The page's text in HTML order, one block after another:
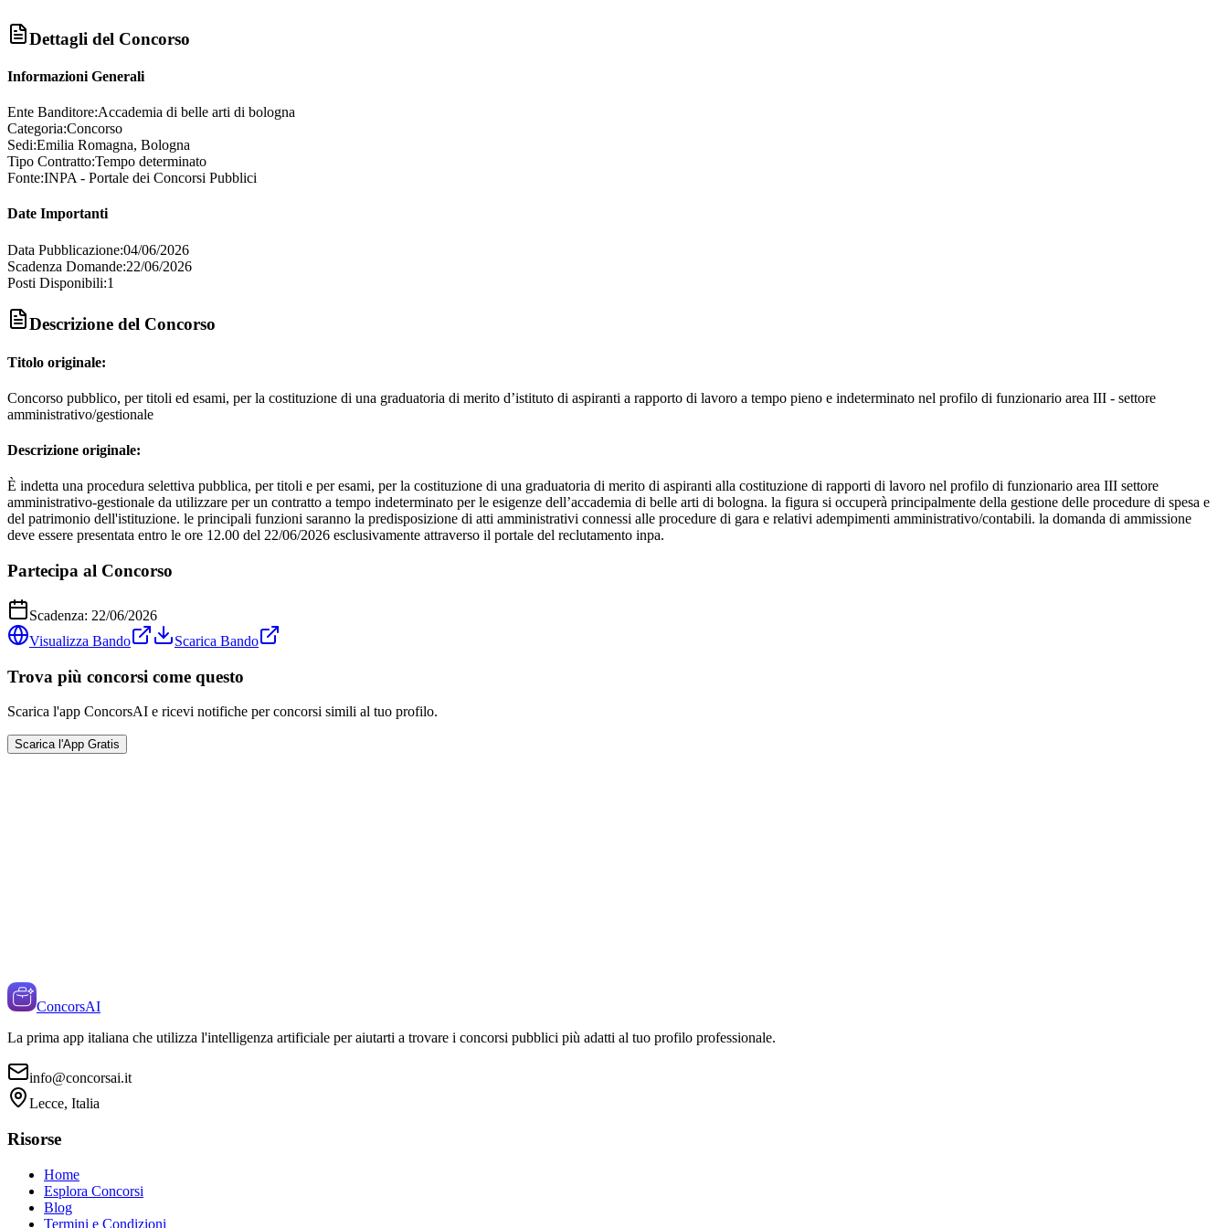
Dettagli del Concorso
Informazioni Generali
Ente Banditore:Accademia di belle arti di bologna
Categoria:Concorso
Sedi:Emilia Romagna, Bologna
Tipo Contratto:Tempo determinato
Fonte:INPA - Portale dei Concorsi Pubblici
Date Importanti
Data Pubblicazione:04/06/2026
Scadenza Domande:22/06/2026
Posti Disponibili:1
Descrizione del Concorso
Titolo originale:
Concorso pubblico, per titoli ed esami, per la costituzione di una graduatoria di merito d’istituto di aspiranti a rapporto di lavoro a tempo pieno e indeterminato nel profilo di funzionario area III - settore
amministrativo/gestionale
Descrizione originale:
È indetta una procedura selettiva pubblica, per titoli e per esami, per la costituzione di una graduatoria di merito di aspiranti alla costituzione di rapporti di lavoro nel profilo di funzionario area III settore
amministrativo-gestionale da utilizzare per un contratto a tempo indeterminato per le esigenze dell’accademia di belle arti di bologna. la figura si occuperà principalmente della gestione delle procedure di spesa e
del patrimonio dell'istituzione. le principali funzioni saranno la predisposizione di atti amministrativi connessi alle procedure di gara e relativi adempimenti amministrativo/contabili. la domanda di ammissione
deve essere presentata entro le ore 12.00 del 22/06/2026 esclusivamente attraverso il portale del reclutamento inpa.
Partecipa al Concorso
Scadenza: 22/06/2026
Visualizza Bando
Scarica Bando
Trova più concorsi come questo
Scarica l'app ConcorsAI e ricevi notifiche per concorsi simili al tuo profilo.
Scarica l'App Gratis
ConcorsAI
La prima app italiana che utilizza l'intelligenza artificiale per aiutarti a trovare i concorsi pubblici più adatti al tuo profilo professionale.
info@concorsai.it
Lecce, Italia
Risorse
Home
Esplora Concorsi
Blog
Termini e Condizioni